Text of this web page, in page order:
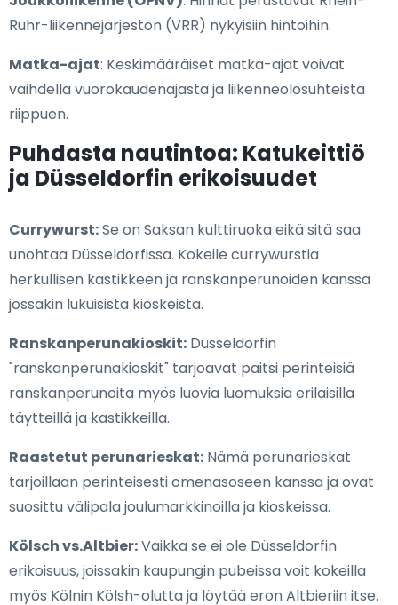
Ruhr-liikennejärjestön (VRR) nykyisiin hintoihin.
Matka-ajat: Keskimääräiset matka-ajat voivat
vaihdella vuorokaudenajasta ja liikenneolosuhteista
riippuen.
Puhdasta nautintoa: Katukeittiö
ja Düsseldorfin erikoisuudet
Currywurst:Se on Saksan kulttiruoka eikä sitä saa
unohtaa Düsseldorfissa. Kokeile currywurstia
herkullisen kastikkeen ja ranskanperunoiden kanssa
jossakin lukuisista kioskeista.
Ranskanperunakioskit: Düsseldorfin
"ranskanperunakioskit" tarjoavat paitsi perinteisiä
ranskanperunoita myös luovia luomuksia erilaisilla
täytteillä ja kastikkeilla.
Raastetut perunarieskat: Nämä perunarieskat
tarjoillaan perinteisesti omenasoseen kanssa ja ovat
suosittu välipala joulumarkkinoilla ja kioskeissa.
Kölsch vs.Altbier:Vaikka se ei ole Düsseldorfin
erikoisuus, joissakin kaupungin pubeissa voit kokeilla
myös Kölnin Kölsh-olutta ja löytää eron Altbieriin itse.